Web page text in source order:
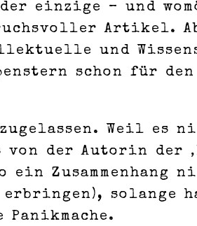
einzige – und
Artikel.
und
schon für
Weil es
von der Autorin der
Zusammenhang
solange